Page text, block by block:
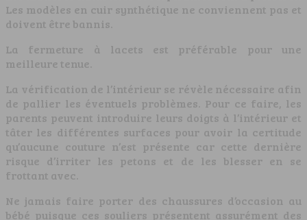
Les modèles en cuir synthétique ne conviennent pas et
doivent être bannis.
La fermeture à lacets est préférable pour une
meilleure tenue.
La vérification de l’intérieur se révèle nécessaire afin
de pallier les éventuels problèmes. Pour ce faire, les
parents peuvent introduire leurs doigts à l’intérieur et
tâter les différentes surfaces pour avoir la certitude
qu’aucune couture n’est présente car cette dernière
risque d’irriter les petons et de les blesser en se
frottant avec.
Ne jamais faire porter des chaussures d’occasion au
bébé puisque ces souliers présentent assurément des